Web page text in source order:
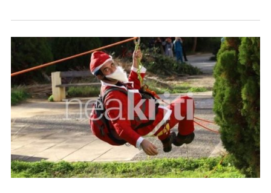
Προτάσεις Αγοράς
Family
Εγκυμοσύνη
Μαμά
Μπαμπάς
Μωρό